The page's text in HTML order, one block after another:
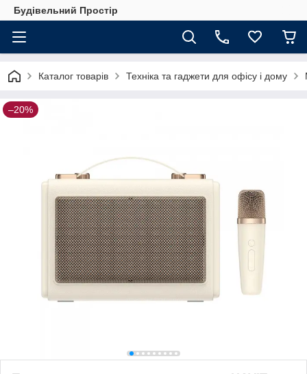
Будівельний Простір
Каталог товарів Техніка та гаджети для офісу і дому
–20%